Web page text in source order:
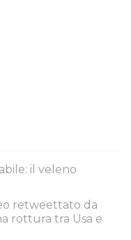
il veleno
retweettato da
rottura tra Usa e